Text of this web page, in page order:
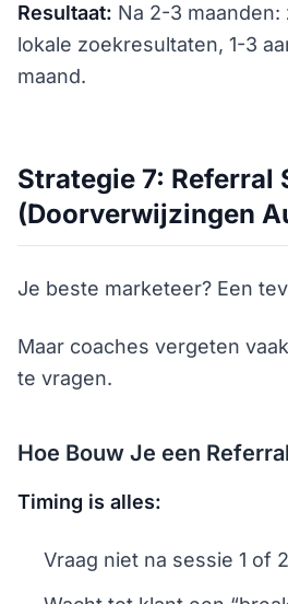
Resultaat: Na 2-3 maanden:
lokale zoekresultaten, 1-3
maand.
Strategie 7: Referral
(Doorverwijzingen
Je beste marketeer? Een
Maar coaches vergeten vaak
te vragen.
Hoe Bouw Je een
Timing is alles:
Vraag niet na sessie 1 of 2